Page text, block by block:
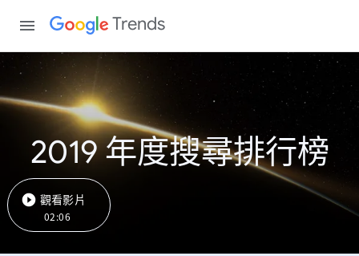
Trends
2019 年度搜尋排行榜
觀看影片
02:06